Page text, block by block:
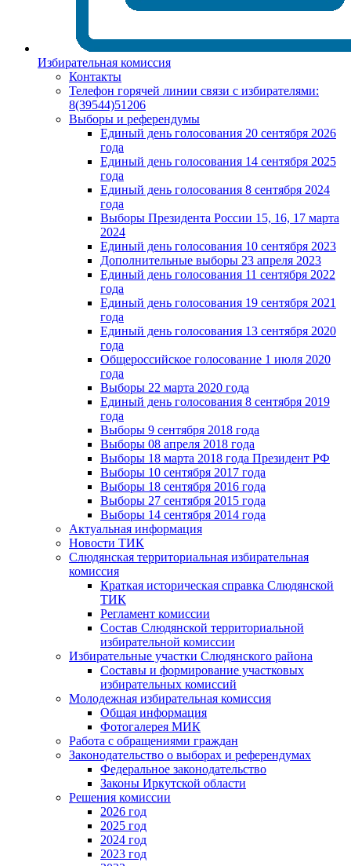
Избирательная комиссия
Контакты
Телефон горячей линии связи с избирателями:
8(39544)51206
Выборы и референдумы
Единый день голосования 20 сентября 2026
года
Единый день голосования 14 сентября 2025
года
Единый день голосования 8 сентября 2024
года
Выборы Президента России 15, 16, 17 марта
2024
Единый день голосования 10 сентября 2023
Дополнительные выборы 23 апреля 2023
Единый день голосования 11 сентября 2022
года
Единый день голосования 19 сентября 2021
года
Единый день голосования 13 сентября 2020
года
Общероссийское голосование 1 июля 2020
года
Выборы 22 марта 2020 года
Единый день голосования 8 сентября 2019
года
Выборы 9 сентября 2018 года
Выборы 08 апреля 2018 года
Выборы 18 марта 2018 года Президент РФ
Выборы 10 сентября 2017 года
Выборы 18 сентября 2016 года
Выборы 27 сентября 2015 года
Выборы 14 сентября 2014 года
Актуальная информация
Новости ТИК
Слюдянская территориальная избирательная
комиссия
Краткая историческая справка Слюдянской
ТИК
Регламент комиссии
Состав Слюдянской территориальной
избирательной комиссии
Избирательные участки Слюдянского района
Составы и формирование участковых
избирательных комиссий
Молодежная избирательная комиссия
Общая информация
Фотогалерея МИК
Работа с обращениями граждан
Законодательство о выборах и референдумах
Федеральное законодательство
Законы Иркутской области
Решения комиссии
2026 год
2025 год
2024 год
2023 год